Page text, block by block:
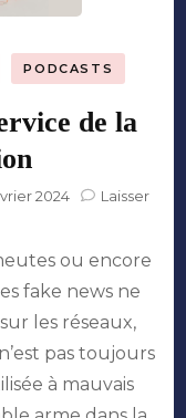
PODCASTS
de la
2024
Laisser
service
de
la
ou encore
fake news ne
les réseaux,
pas toujours
à mauvais